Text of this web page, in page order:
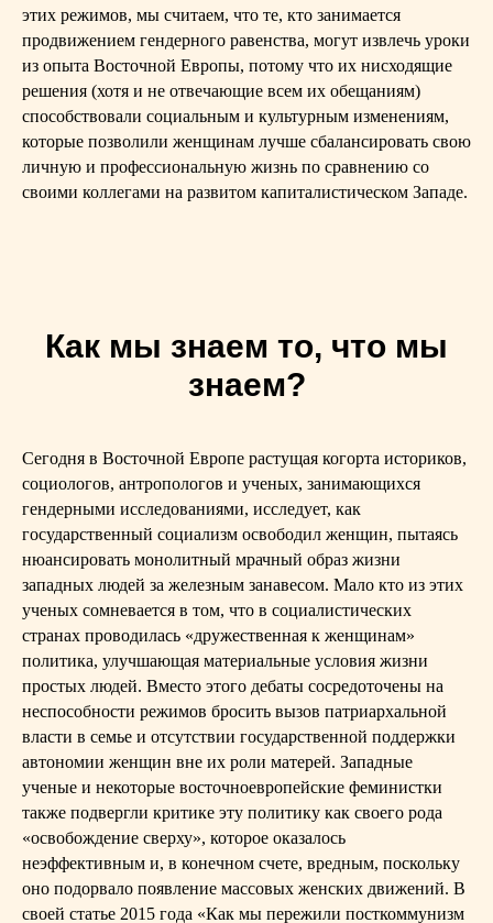
этих режимов, мы считаем, что те, кто занимается
продвижением гендерного равенства, могут извлечь уроки
из опыта Восточной Европы, потому что их нисходящие
решения (хотя и не отвечающие всем их обещаниям)
способствовали социальным и культурным изменениям,
которые позволили женщинам лучше сбалансировать свою
личную и профессиональную жизнь по сравнению со
своими коллегами на развитом капиталистическом Западе.
Как мы знаем то, что мы
знаем?
Сегодня в Восточной Европе растущая когорта историков,
социологов, антропологов и ученых, занимающихся
гендерными исследованиями, исследует, как
государственный социализм освободил женщин, пытаясь
нюансировать монолитный мрачный образ жизни
западных людей за железным занавесом. Мало кто из этих
ученых сомневается в том, что в социалистических
странах проводилась «дружественная к женщинам»
политика, улучшающая материальные условия жизни
простых людей. Вместо этого дебаты сосредоточены на
неспособности режимов бросить вызов патриархальной
власти в семье и отсутствии государственной поддержки
автономии женщин вне их роли матерей. Западные
ученые и некоторые восточноевропейские феминистки
также подвергли критике эту политику как своего рода
«освобождение сверху», которое оказалось
неэффективным и, в конечном счете, вредным, поскольку
оно подорвало появление массовых женских движений. В
своей статье 2015 года «Как мы пережили посткоммунизм